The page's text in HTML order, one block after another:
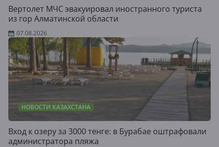
Вертолет МЧС эвакуировал иностранного туриста
из гор Алматинской области
07.08.2026
НОВОСТИ КАЗАХСТАНА
Вход к озеру за 3000 тенге: в Бурабае оштрафовали
администратора пляжа